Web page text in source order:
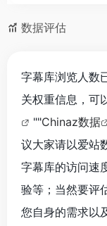
数据评估
字幕库浏览人数
关权重信息，可
""Chinaz数据
议大家请以爱站
字幕库的访问速
验等；当然要评
您自身的需求以